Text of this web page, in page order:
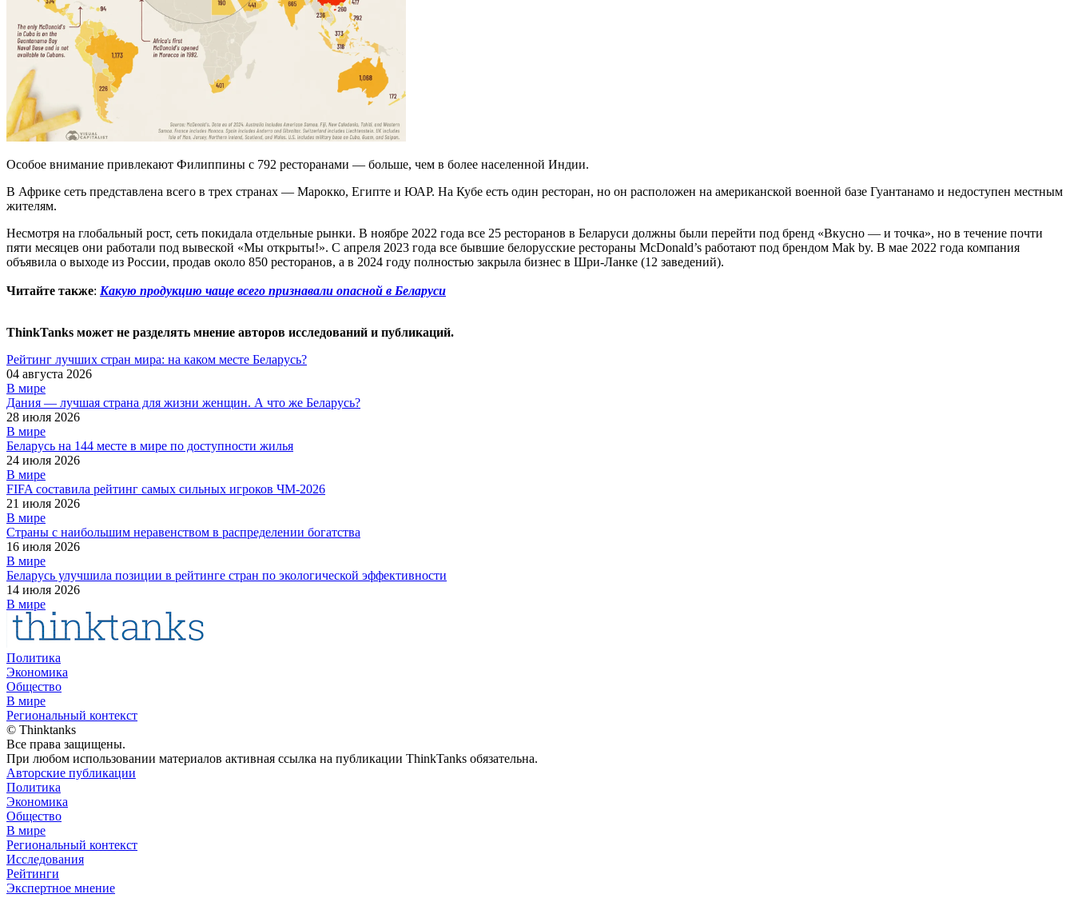
Особое внимание привлекают Филиппины с 792 ресторанами — больше, чем в более населенной Индии.
В Африке сеть представлена всего в трех странах — Марокко, Египте и ЮАР. На Кубе есть один ресторан, но он расположен на американской военной базе Гуантанамо и недоступен местным
жителям.
Несмотря на глобальный рост, сеть покидала отдельные рынки. В ноябре 2022 года все 25 ресторанов в Беларуси должны были перейти под бренд «Вкусно — и точка», но в течение почти
пяти месяцев они работали под вывеской «Мы открыты!». С апреля 2023 года все бывшие белорусские рестораны McDonald’s работают под брендом Mak by. В мае 2022 года компания
объявила о выходе из России, продав около 850 ресторанов, а в 2024 году полностью закрыла бизнес в Шри-Ланке (12 заведений).
Читайте также: Какую продукцию чаще всего признавали опасной в Беларуси
ThinkTanks может не разделять мнение авторов исследований и публикаций.
Рейтинг лучших стран мира: на каком месте Беларусь?
04 августа 2026
В мире
Дания — лучшая страна для жизни женщин. А что же Беларусь?
28 июля 2026
В мире
Беларусь на 144 месте в мире по доступности жилья
24 июля 2026
В мире
FIFA составила рейтинг самых сильных игроков ЧМ-2026
21 июля 2026
В мире
Страны с наибольшим неравенством в распределении богатства
16 июля 2026
В мире
Беларусь улучшила позиции в рейтинге стран по экологической эффективности
14 июля 2026
В мире
Политика
Экономика
Общество
В мире
Региональный контекст
© Thinktanks
Все права защищены.
При любом использовании материалов активная ссылка на публикации ThinkTanks обязательна.
Авторские публикации
Политика
Экономика
Общество
В мире
Региональный контекст
Исследования
Рейтинги
Экспертное мнение